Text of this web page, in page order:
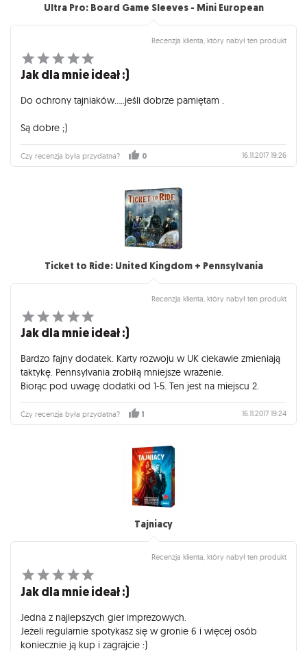
Ultra Pro: Board Game Sleeves - Mini European
Recenzja klienta, który nabył ten produkt
Jak dla mnie ideał :)
Do ochrony tajniaków.....jeśli dobrze pamiętam .
Są dobre ;)
Czy recenzja była przydatna? 0 16.11.2017 19:26
Ticket to Ride: United Kingdom + Pennsylvania
Recenzja klienta, który nabył ten produkt
Jak dla mnie ideał :)
Bardzo fajny dodatek. Karty rozwoju w UK ciekawie zmieniają
taktykę. Pennsylvania zrobiłą mniejsze wrażenie.
Biorąc pod uwagę dodatki od 1-5. Ten jest na miejscu 2.
Czy recenzja była przydatna? 1 16.11.2017 19:24
Tajniacy
Recenzja klienta, który nabył ten produkt
Jak dla mnie ideał :)
Jedna z najlepszych gier imprezowych.
Jeżeli regularnie spotykasz się w gronie 6 i więcej osób
koniecznie ją kup i zagrajcie :)